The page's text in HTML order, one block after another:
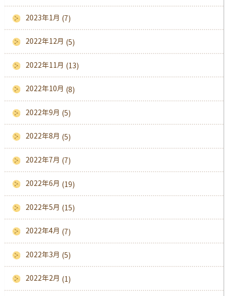
2023年1月 (7)
2022年12月 (5)
2022年11月 (13)
2022年10月 (8)
2022年9月 (5)
2022年8月 (5)
2022年7月 (7)
2022年6月 (19)
2022年5月 (15)
2022年4月 (7)
2022年3月 (5)
2022年2月 (1)